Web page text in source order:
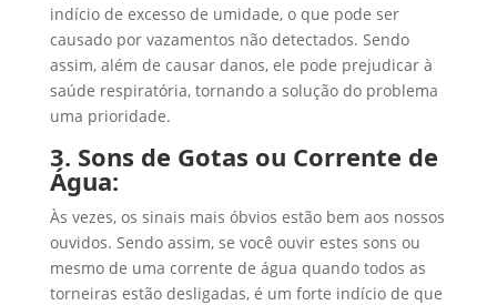
indício de excesso de umidade, o que pode ser
causado por vazamentos não detectados. Sendo
assim, além de causar danos, ele pode prejudicar à
saúde respiratória, tornando a solução do problema
uma prioridade.
3. Sons de Gotas ou Corrente de
Água:
Às vezes, os sinais mais óbvios estão bem aos nossos
ouvidos. Sendo assim, se você ouvir estes sons ou
mesmo de uma corrente de água quando todos as
torneiras estão desligadas, é um forte indício de que